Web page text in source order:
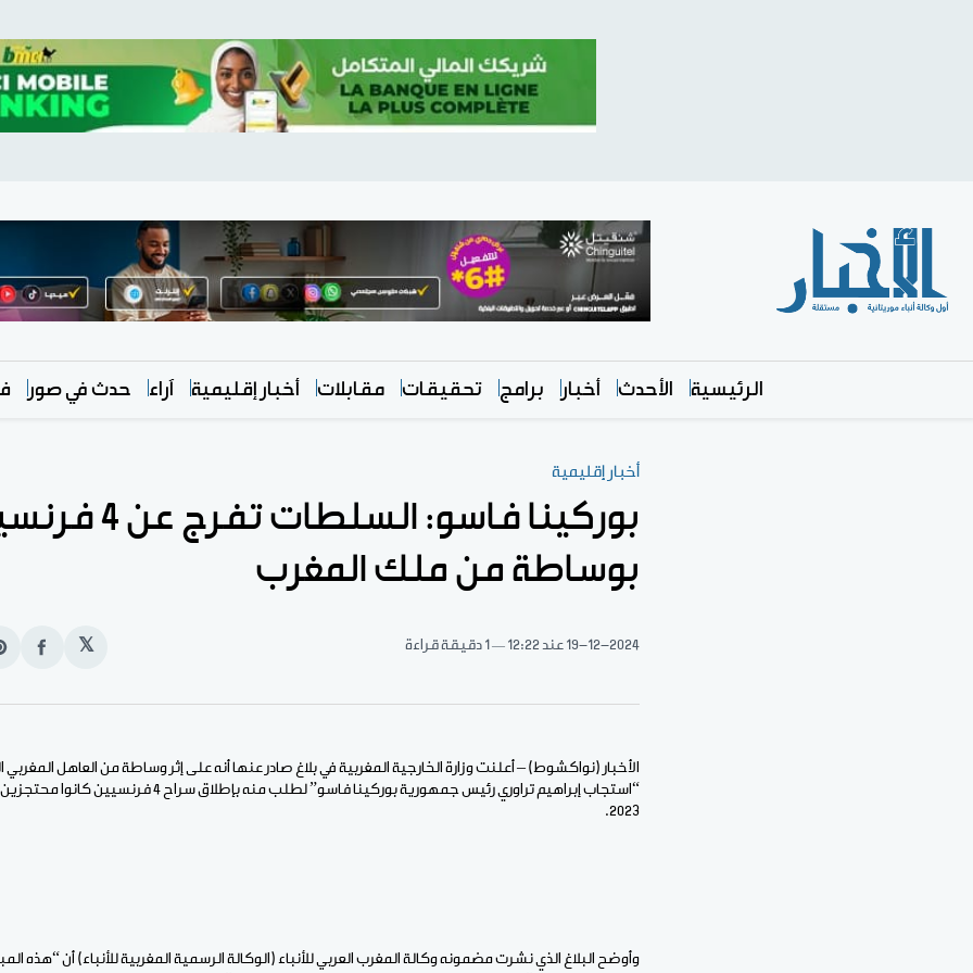
الرئيسية الأحدث أخبار برامج تحقيقات مقابلات أخبار إقليمية آراء حدث في صور
أخبار إقليمية
بوركينا فاسو: السلطات
بوساطة من ملك المغرب
19-12-2024 عند 12:22 1 دقيقة قراءة 𝕏
انشر
الأخبار (نواكشوط) – أعلنت وزارة الخارجية المغربية في بلاغ صادر عنها أنه على إثر وساطة من العاهل
“استجاب إبراهيم تراوري رئيس جمهورية بوركينا فاسو” لطلب منه
2023.
وأوضح البلاغ الذي نشرت مضمونه وكالة المغرب العربي للأنباء (الوكالة الرسمية المغربية للأنباء) أن “هذه